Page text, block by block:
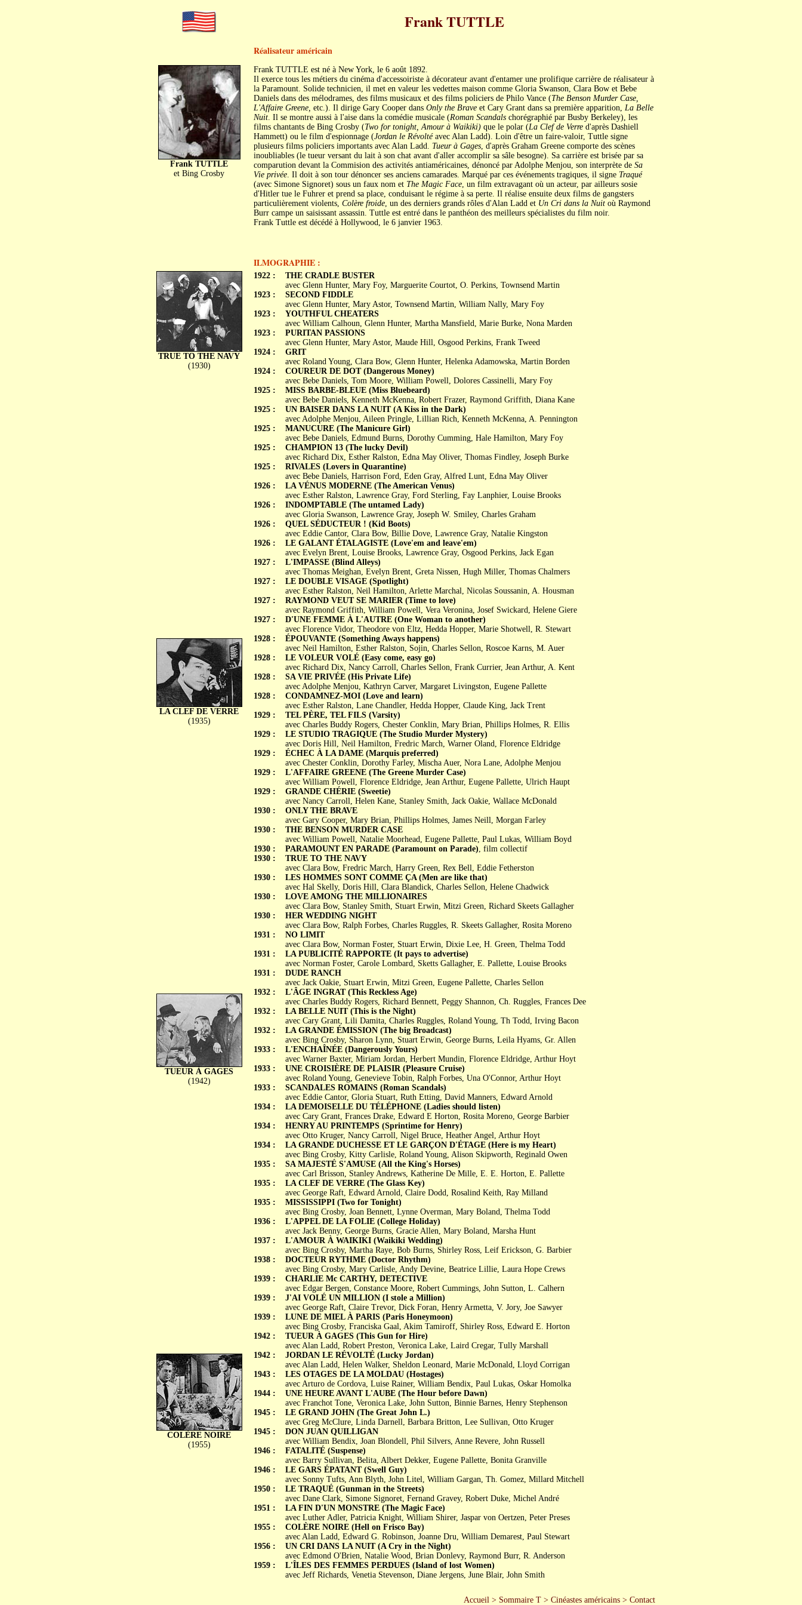
Frank TUTTLE
Réalisateur américain
Frank TUTTLE
et Bing Crosby
Frank TUTTLE est né à New York, le 6 août 1892.
Il exerce tous les métiers du cinéma d'accessoiriste à décorateur avant d'entamer une prolifique carrière de réalisateur à
la Paramount. Solide technicien, il met en valeur les vedettes maison comme Gloria Swanson, Clara Bow et Bebe
Daniels dans des mélodrames, des films musicaux et des films policiers de Philo Vance (The Benson Murder Case,
L'Affaire Greene, etc.). Il dirige Gary Cooper dans Only the Brave et Cary Grant dans sa première apparition, La Belle
Nuit. Il se montre aussi à l'aise dans la comédie musicale (Roman Scandalschorégraphié par Busby Berkeley), les
films chantants de Bing Crosby (Two for tonight, Amour à Waikiki) que le polar (La Clef de Verred'après Dashiell
Hammett) ou le film d'espionnage (Jordan le Révoltéavec Alan Ladd). Loin d'être un faire-valoir, Tuttle signe
plusieurs films policiers importants avec Alan Ladd. Tueur à Gages, d'après Graham Greene comporte des scènes
inoubliables (le tueur versant du lait à son chat avant d'aller accomplir sa sâle besogne). Sa carrière est brisée par sa
comparution devant la Commision des activités antiaméricaines, dénoncé par Adolphe Menjou, son interprète de Sa
Vie privée. Il doit à son tour dénoncer ses anciens camarades. Marqué par ces événements tragiques, il signe Traqué
(avec Simone Signoret) sous un faux nom et The Magic Face, un film extravagant où un acteur, par ailleurs sosie
d'Hitler tue le Fuhrer et prend sa place, conduisant le régime à sa perte. Il réalise ensuite deux films de gangsters
particulièrement violents, Colère froide, un des derniers grands rôles d'Alan Ladd et Un Cri dans la Nuitoù Raymond
Burr campe un saisissant assassin. Tuttle est entré dans le panthéon des meilleurs spécialistes du film noir.
Frank Tuttle est décédé à Hollywood, le 6 janvier 1963.
ILMOGRAPHIE :
TRUE TO THE NAVY
(1930)
LA CLEF DE VERRE
(1935)
TUEUR À GAGES
(1942)
COLÈRE NOIRE
(1955)
1922 :
1923 :
1923 :
1923 :
1924 :
1924 :
1925 :
1925 :
1925 :
1925 :
1925 :
1926 :
1926 :
1926 :
1926 :
1927 :
1927 :
1927 :
1927 :
1928 :
1928 :
1928 :
1928 :
1929 :
1929 :
1929 :
1929 :
1929 :
1930 :
1930 :
1930 :
1930 :
1930 :
1930 :
1930 :
1931 :
1931 :
1931 :
1932 :
1932 :
1932 :
1933 :
1933 :
1933 :
1934 :
1934 :
1934 :
1935 :
1935 :
1935 :
1936 :
1937 :
1938 :
1939 :
1939 :
1939 :
1942 :
1942 :
1943 :
1944 :
1945 :
1945 :
1946 :
1946 :
1950 :
1951 :
1955 :
1956 :
1959 :
THE CRADLE BUSTER
avec Glenn Hunter, Mary Foy, Marguerite Courtot, O. Perkins, Townsend Martin
SECOND FIDDLE
avec Glenn Hunter, Mary Astor, Townsend Martin, William Nally, Mary Foy
YOUTHFUL CHEATERS
avec William Calhoun, Glenn Hunter, Martha Mansfield, Marie Burke, Nona Marden
PURITAN PASSIONS
avec Glenn Hunter, Mary Astor, Maude Hill, Osgood Perkins, Frank Tweed
GRIT
avec Roland Young, Clara Bow, Glenn Hunter, Helenka Adamowska, Martin Borden
COUREUR DE DOT (Dangerous Money)
avec Bebe Daniels, Tom Moore, William Powell, Dolores Cassinelli, Mary Foy
MISS BARBE-BLEUE (Miss Bluebeard)
avec Bebe Daniels, Kenneth McKenna, Robert Frazer, Raymond Griffith, Diana Kane
UN BAISER DANS LA NUIT (A Kiss in the Dark)
avec Adolphe Menjou, Aileen Pringle, Lillian Rich, Kenneth McKenna, A. Pennington
MANUCURE (The Manicure Girl)
avec Bebe Daniels, Edmund Burns, Dorothy Cumming, Hale Hamilton, Mary Foy
CHAMPION 13 (The lucky Devil)
avec Richard Dix, Esther Ralston, Edna May Oliver, Thomas Findley, Joseph Burke
RIVALES (Lovers in Quarantine)
avec Bebe Daniels, Harrison Ford, Eden Gray, Alfred Lunt, Edna May Oliver
LA VÉNUS MODERNE (The American Venus)
avec Esther Ralston, Lawrence Gray, Ford Sterling, Fay Lanphier, Louise Brooks
INDOMPTABLE (The untamed Lady)
avec Gloria Swanson, Lawrence Gray, Joseph W. Smiley, Charles Graham
QUEL SÉDUCTEUR ! (Kid Boots)
avec Eddie Cantor, Clara Bow, Billie Dove, Lawrence Gray, Natalie Kingston
LE GALANT ÉTALAGISTE (Love'em and leave'em)
avec Evelyn Brent, Louise Brooks, Lawrence Gray, Osgood Perkins, Jack Egan
L'IMPASSE (Blind Alleys)
avec Thomas Meighan, Evelyn Brent, Greta Nissen, Hugh Miller, Thomas Chalmers
LE DOUBLE VISAGE (Spotlight)
avec Esther Ralston, Neil Hamilton, Arlette Marchal, Nicolas Soussanin, A. Housman
RAYMOND VEUT SE MARIER (Time to love)
avec Raymond Griffith, William Powell, Vera Veronina, Josef Swickard, Helene Giere
D'UNE FEMME À L'AUTRE (One Woman to another)
avec Florence Vidor, Theodore von Eltz, Hedda Hopper, Marie Shotwell, R. Stewart
ÉPOUVANTE (Something Aways happens)
avec Neil Hamilton, Esther Ralston, Sojin, Charles Sellon, Roscoe Karns, M. Auer
LE VOLEUR VOLÉ (Easy come, easy go)
avec Richard Dix, Nancy Carroll, Charles Sellon, Frank Currier, Jean Arthur, A. Kent
SA VIE PRIVÉE (His Private Life)
avec Adolphe Menjou, Kathryn Carver, Margaret Livingston, Eugene Pallette
CONDAMNEZ-MOI (Love and learn)
avec Esther Ralston, Lane Chandler, Hedda Hopper, Claude King, Jack Trent
TEL PÈRE, TEL FILS (Varsity)
avec Charles Buddy Rogers, Chester Conklin, Mary Brian, Phillips Holmes, R. Ellis
LE STUDIO TRAGIQUE (The Studio Murder Mystery)
avec Doris Hill, Neil Hamilton, Fredric March, Warner Oland, Florence Eldridge
ÉCHEC À LA DAME (Marquis preferred)
avec Chester Conklin, Dorothy Farley, Mischa Auer, Nora Lane, Adolphe Menjou
L'AFFAIRE GREENE (The Greene Murder Case)
avec William Powell, Florence Eldridge, Jean Arthur, Eugene Pallette, Ulrich Haupt
GRANDE CHÉRIE (Sweetie)
avec Nancy Carroll, Helen Kane, Stanley Smith, Jack Oakie, Wallace McDonald
ONLY THE BRAVE
avec Gary Cooper, Mary Brian, Phillips Holmes, James Neill, Morgan Farley
THE BENSON MURDER CASE
avec William Powell, Natalie Moorhead, Eugene Pallette, Paul Lukas, William Boyd
PARAMOUNT EN PARADE (Paramount on Parade), film collectif
TRUE TO THE NAVY
avec Clara Bow, Fredric March, Harry Green, Rex Bell, Eddie Fetherston
LES HOMMES SONT COMME ÇA (Men are like that)
avec Hal Skelly, Doris Hill, Clara Blandick, Charles Sellon, Helene Chadwick
LOVE AMONG THE MILLIONAIRES
avec Clara Bow, Stanley Smith, Stuart Erwin, Mitzi Green, Richard Skeets Gallagher
HER WEDDING NIGHT
avec Clara Bow, Ralph Forbes, Charles Ruggles, R. Skeets Gallagher, Rosita Moreno
NO LIMIT
avec Clara Bow, Norman Foster, Stuart Erwin, Dixie Lee, H. Green, Thelma Todd
LA PUBLICITÉ RAPPORTE (It pays to advertise)
avec Norman Foster, Carole Lombard, Sketts Gallagher, E. Pallette, Louise Brooks
DUDE RANCH
avec Jack Oakie, Stuart Erwin, Mitzi Green, Eugene Pallette, Charles Sellon
L'ÂGE INGRAT (This Reckless Age)
avec Charles Buddy Rogers, Richard Bennett, Peggy Shannon, Ch. Ruggles, Frances Dee
LA BELLE NUIT (This is the Night)
avec Cary Grant, Lili Damita, Charles Ruggles, Roland Young, Th Todd, Irving Bacon
LA GRANDE ÉMISSION (The big Broadcast)
avec Bing Crosby, Sharon Lynn, Stuart Erwin, George Burns, Leila Hyams, Gr. Allen
L'ENCHAÎNÉE (Dangerously Yours)
avec Warner Baxter, Miriam Jordan, Herbert Mundin, Florence Eldridge, Arthur Hoyt
UNE CROISIÈRE DE PLAISIR (Pleasure Cruise)
avec Roland Young, Genevieve Tobin, Ralph Forbes, Una O'Connor, Arthur Hoyt
SCANDALES ROMAINS (Roman Scandals)
avec Eddie Cantor, Gloria Stuart, Ruth Etting, David Manners, Edward Arnold
LA DEMOISELLE DU TÉLÉPHONE (Ladies should listen)
avec Cary Grant, Frances Drake, Edward E Horton, Rosita Moreno, George Barbier
HENRY AU PRINTEMPS (Sprintime for Henry)
avec Otto Kruger, Nancy Carroll, Nigel Bruce, Heather Angel, Arthur Hoyt
LA GRANDE DUCHESSE ET LE GARÇON D'ÉTAGE (Here is my Heart)
avec Bing Crosby, Kitty Carlisle, Roland Young, Alison Skipworth, Reginald Owen
SA MAJESTÉ S'AMUSE (All the King's Horses)
avec Carl Brisson, Stanley Andrews, Katherine De Mille, E. E. Horton, E. Pallette
LA CLEF DE VERRE (The Glass Key)
avec George Raft, Edward Arnold, Claire Dodd, Rosalind Keith, Ray Milland
MISSISSIPPI (Two for Tonight)
avec Bing Crosby, Joan Bennett, Lynne Overman, Mary Boland, Thelma Todd
L'APPEL DE LA FOLIE (College Holiday)
avec Jack Benny, George Burns, Gracie Allen, Mary Boland, Marsha Hunt
L'AMOUR À WAIKIKI (Waikiki Wedding)
avec Bing Crosby, Martha Raye, Bob Burns, Shirley Ross, Leif Erickson, G. Barbier
DOCTEUR RYTHME (Doctor Rhythm)
avec Bing Crosby, Mary Carlisle, Andy Devine, Beatrice Lillie, Laura Hope Crews
CHARLIE Mc CARTHY, DETECTIVE
avec Edgar Bergen, Constance Moore, Robert Cummings, John Sutton, L. Calhern
J'AI VOLÉ UN MILLION (I stole a Million)
avec George Raft, Claire Trevor, Dick Foran, Henry Armetta, V. Jory, Joe Sawyer
LUNE DE MIEL À PARIS (Paris Honeymoon)
avec Bing Crosby, Franciska Gaal, Akim Tamiroff, Shirley Ross, Edward E. Horton
TUEUR À GAGES (This Gun for Hire)
avec Alan Ladd, Robert Preston, Veronica Lake, Laird Cregar, Tully Marshall
JORDAN LE RÉVOLTÉ (Lucky Jordan)
avec Alan Ladd, Helen Walker, Sheldon Leonard, Marie McDonald, Lloyd Corrigan
LES OTAGES DE LA MOLDAU (Hostages)
avec Arturo de Cordova, Luise Rainer, William Bendix, Paul Lukas, Oskar Homolka
UNE HEURE AVANT L'AUBE (The Hour before Dawn)
avec Franchot Tone, Veronica Lake, John Sutton, Binnie Barnes, Henry Stephenson
LE GRAND JOHN (The Great John L.)
avec Greg McClure, Linda Darnell, Barbara Britton, Lee Sullivan, Otto Kruger
DON JUAN QUILLIGAN
avec William Bendix, Joan Blondell, Phil Silvers, Anne Revere, John Russell
FATALITÉ (Suspense)
avec Barry Sullivan, Belita, Albert Dekker, Eugene Pallette, Bonita Granville
LE GARS ÉPATANT (Swell Guy)
avec Sonny Tufts, Ann Blyth, John Litel, William Gargan, Th. Gomez, Millard Mitchell
LE TRAQUÉ (Gunman in the Streets)
avec Dane Clark, Simone Signoret, Fernand Gravey, Robert Duke, Michel André
LA FIN D'UN MONSTRE (The Magic Face)
avec Luther Adler, Patricia Knight, William Shirer, Jaspar von Oertzen, Peter Preses
COLÈRE NOIRE (Hell on Frisco Bay)
avec Alan Ladd, Edward G. Robinson, Joanne Dru, William Demarest, Paul Stewart
UN CRI DANS LA NUIT (A Cry in the Night)
avec Edmond O'Brien, Natalie Wood, Brian Donlevy, Raymond Burr, R. Anderson
L'ÎLES DES FEMMES PERDUES (Island of lost Women)
avec Jeff Richards, Venetia Stevenson, Diane Jergens, June Blair, John Smith
Accueil> Sommaire T> Cinéastes américains> Contact